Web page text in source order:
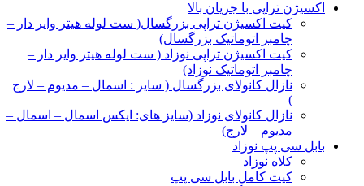
اکسیژن تراپی با جریان بالا
کیت اکسیژن تراپی بزرگسال( ست لوله هیتر وایر دار –
چامبر اتوماتیک بزرگسال)
کیت اکسیژن تراپی نوزاد ( ست لوله هیتر وایر دار –
چامبر اتوماتیک نوزاد)
نازال کانولای بزرگسال ( سایز : اسمال – مدیوم – لارج
)
نازال کانولای نوزاد (سایز های: ایکس اسمال – اسمال –
مدیوم – لارج)
بابل سی پپ نوزاد
کلاه نوزاد
کیت کامل بابل سی پپ